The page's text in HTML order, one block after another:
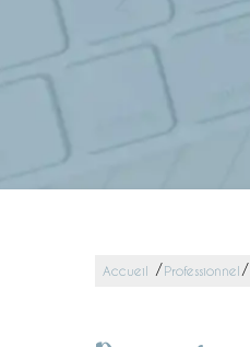
Accueil / Professionnel /